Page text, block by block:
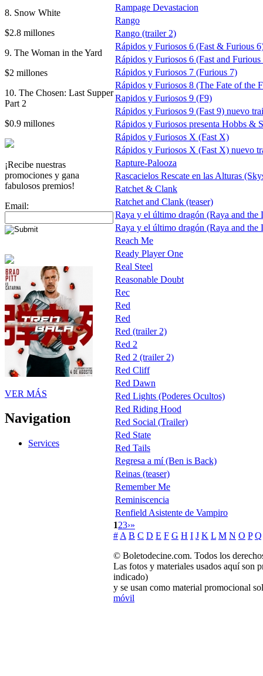
8. Snow White
$2.8 millones
9. The Woman in the Yard
$2 millones
10. The Chosen: Last Supper
Part 2
$0.9 millones
¡Recibe nuestras
promociones y gana
fabulosos premios!
Email:
VER MÁS
Navigation
Services
Rampage Devastacion
Rango
Rango (trailer 2)
Rápidos y Furiosos 6 (Fast & Furious
Rápidos y Furiosos 6 (Fast and
Rápidos y Furiosos 7 (Furious 7)
Rápidos y Furiosos 8 (The Fate of the
Rapidos y Furiosos 9 (F9)
Rápidos y Furiosos 9 (Fast 9) nuevo
Rápidos y Furiosos presenta Hobbs &
Rápidos y Furiosos X (Fast X)
Rápidos y Furiosos X (Fast X) nuevo
Rapture-Palooza
Rascacielos Rescate en las Alturas
Ratchet & Clank
Ratchet and Clank (teaser)
Raya y el último dragón (Raya and the
Raya y el último dragón (Raya and the
Reach Me
Ready Player One
Real Steel
Reasonable Doubt
Rec
Red
Red
Red (trailer 2)
Red 2
Red 2 (trailer 2)
Red Cliff
Red Dawn
Red Lights (Poderes Ocultos)
Red Riding Hood
Red Social (Trailer)
Red State
Red Tails
Regresa a mí (Ben is Back)
Reinas (teaser)
Remember Me
Reminiscencia
Renfield Asistente de Vampiro
123›»
# A B C D E F G H I J K L M N O P Q
© Boletodecine.com. Todos los
Las fotos y materiales usados aquí son
indicado)
y se usan como material promocional
móvil